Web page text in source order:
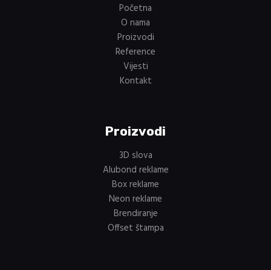
Početna
O nama
Proizvodi
Reference
Vijesti
Kontakt
Proizvodi
3D slova
Alubond reklame
Box reklame
Neon reklame
Brendiranje
Offset štampa